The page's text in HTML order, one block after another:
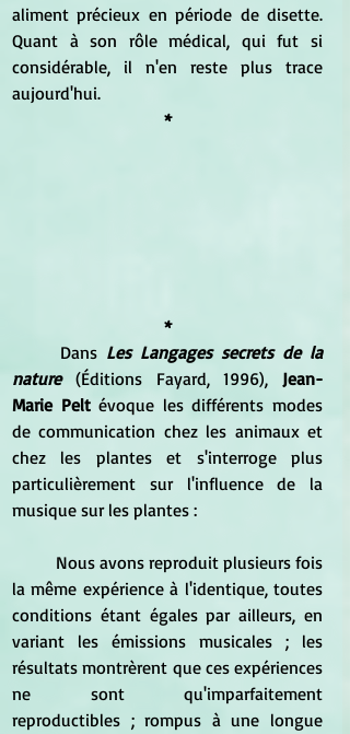
aliment précieux en période de disette.
Quant à son rôle médical, qui fut si
considérable, il n'en reste plus trace
aujourd'hui.
*
*
	Dans
Les Langages secrets de la
nature (Éditions Fayard, 1996), Jean-
Marie Pelt évoque les différents modes
de communication chez les animaux et
chez les plantes et s'interroge plus
particulièrement sur l'influence de la
musique sur les plantes :
la même expérience à l'identique, toutes
conditions étant égales par ailleurs, en
variant les émissions musicales ; les
résultats montrèrent que ces expériences
ne sont qu'imparfaitement
reproductibles ; rompus à une longue